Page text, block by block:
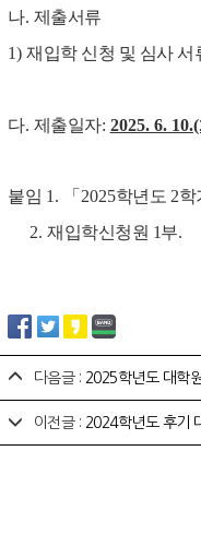
나. 제출서류
1) 재입학 신청 및 심사 서
다. 제출일자: 2025. 6.
붙임 1. 「 2025학년도 2학
2. 재입학신청원 1부.
다음글 : 2025학년도 대학
이전글 : 2024학년도 후기